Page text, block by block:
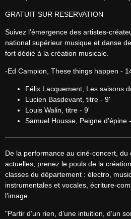
GRATUIT SUR RESERVATION
Suivez l’émergence des artistes-
national supérieur musique et danse
fort dédié à la création musicale.
-Ed Campion, These things happen -
Félix Lacquement, Les saisons
Lucien Basdevant, titre - 9'
Louis Walin, titre - 9'
Samuel Housse, Peigne d'épine
De la performance au ciné-concert, du
actuelles, prenez le pouls de la
classes du département : électro,
instrumentales et vocales, écriture-
l’image.
"Partir d’un rien, d’une intuition, d’un